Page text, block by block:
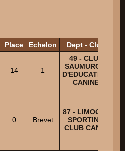
Place Echelon Dept - Club
14 1
49 - CLUB
SAUMUROIS
D'EDUCATION
CANINE
0 Brevet
87 - LIMOGES
SPORTING
CLUB CANIN